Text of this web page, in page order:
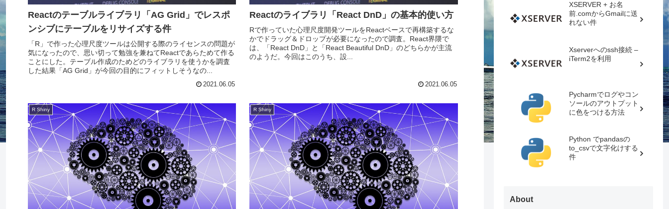
Reactのテーブルライブラリ「AG Grid」でレスポ
ンシブにテーブルをリサイズする件
「R」で作った心理尺度ツールは公開する際のライセンスの問題が
気になったので、思い切って勉強を兼ねてReactであらためて作る
ことにした。テーブル作成のためどのライブラリを使うかを調査
した結果「AG Grid」が今回の目的にフィットしそうなの...
2021.06.05
Reactのライブラリ「React DnD」の基本的使い方
Rで作っていた心理尺度開発ツールをReactベースで再構築するな
かでドラッグ＆ドロップが必要になったので調査。React界隈で
は、「React DnD」と「React Beautiful DnD」のどちらかが主流
のようだ。今回はこのうち、設...
2021.06.05
R Shiny R Shiny
XSERVER + お名
前.comからGmailに送
れない件
Xserverへのssh接続 –
iTerm2を利用
Pycharmでログやコン
ソールのアウトプット
に色をつける方法
Python でpandasの
to_csvで文字化けする
件
About